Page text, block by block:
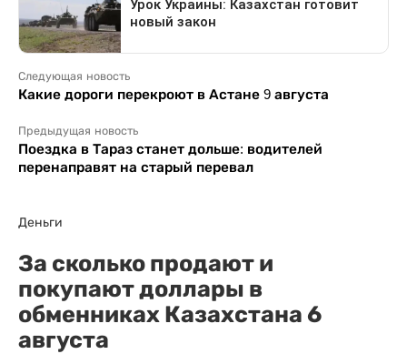
Следующая новость
Какие дороги перекроют в Астане 9 августа
Предыдущая новость
Поездка в Тараз станет дольше: водителей
перенаправят на старый перевал
Деньги
За сколько продают и
покупают доллары в
обменниках Казахстана 6
августа